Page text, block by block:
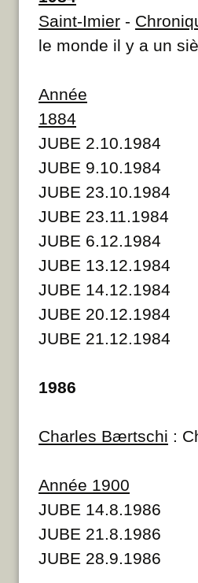
Saint-Imier -
le monde il y a un
Année
1884
JUBE 2.10.1984
JUBE 9.10.1984
JUBE 23.10.1984
JUBE 23.11.1984
JUBE 6.12.1984
JUBE 13.12.1984
JUBE 14.12.1984
JUBE 20.12.1984
JUBE 21.12.1984
1986
Charles Bærtschi :
Année 1900
JUBE 14.8.1986
JUBE 21.8.1986
JUBE 28.9.1986